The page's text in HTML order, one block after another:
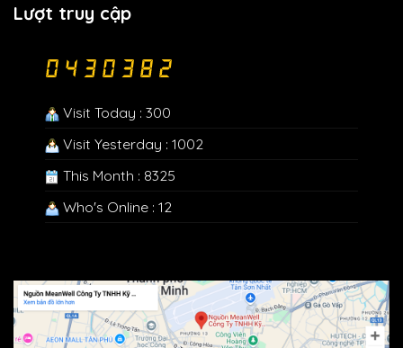
Lượt truy cập
Visit Today : 300
Visit Yesterday : 1002
This Month : 8325
Who's Online : 12